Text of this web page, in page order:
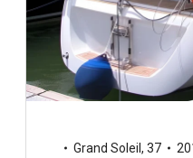
Grand Soleil, 37